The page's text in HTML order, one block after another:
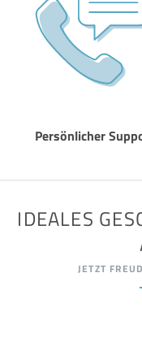
Persönlicher
IDEALES
JETZT